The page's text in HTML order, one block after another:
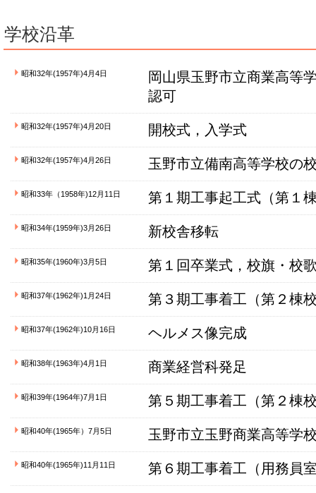
学校沿革
昭和32年(1957年)4月4日
岡山県玉野市立商業高等
認可
昭和32年(1957年)4月20日 開校式，入学式
昭和32年(1957年)4月26日 玉野市立備南高等学校の
昭和33年（1958年)12月11日 第１期工事起工式（第１
昭和34年(1959年)3月26日 新校舎移転
昭和35年(1960年)3月5日 第１回卒業式，校旗・校
昭和37年(1962年)1月24日 第３期工事着工（第２棟
昭和37年(1962年)10月16日 ヘルメス像完成
昭和38年(1963年)4月1日 商業経営科発足
昭和39年(1964年)7月1日 第５期工事着工（第２棟
昭和40年(1965年）7月5日 玉野市立玉野商業高等学
昭和40年(1965年)11月11日 第６期工事着工（用務員